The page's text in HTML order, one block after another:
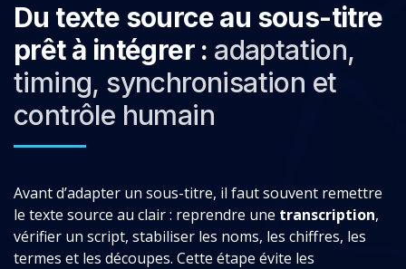
Du texte source au sous-titre
prêt à intégrer : adaptation,
timing, synchronisation et
contrôle humain
Avant d’adapter un sous-titre, il faut souvent remettre
le texte source au clair : reprendre une transcription,
vérifier un script, stabiliser les noms, les chiffres, les
termes et les découpes. Cette étape évite les